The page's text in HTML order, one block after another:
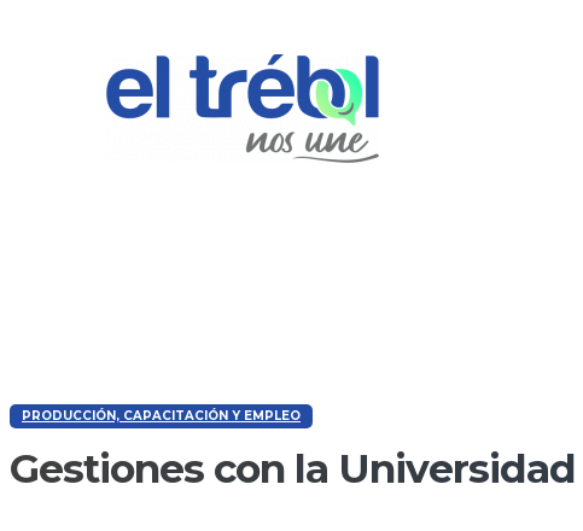
PRODUCCIÓN, CAPACITACIÓN Y EMPLEO
Gestiones con la